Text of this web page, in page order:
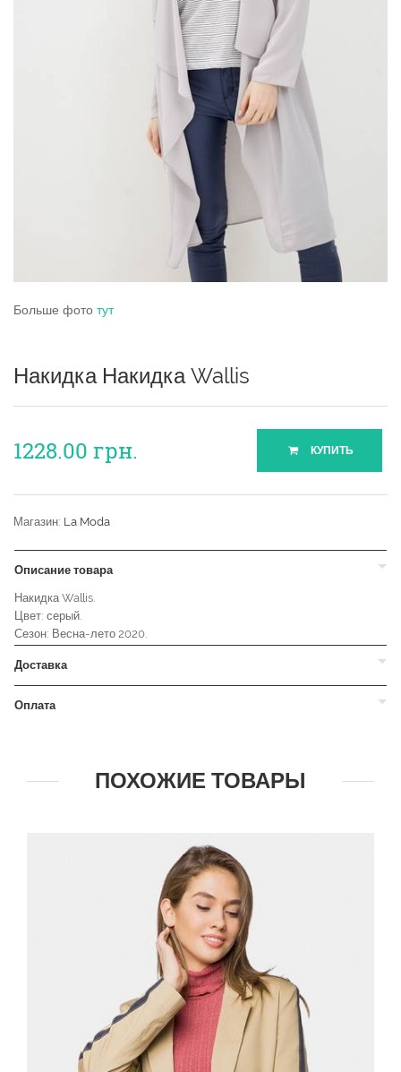
Больше фото тут
Накидка Накидка Wallis
1228.00 грн. КУПИТЬ
Магазин: La Moda
Описание товара
Накидка Wallis.
Цвет: серый.
Сезон: Весна-лето 2020.
Доставка
Оплата
ПОХОЖИЕ ТОВАРЫ